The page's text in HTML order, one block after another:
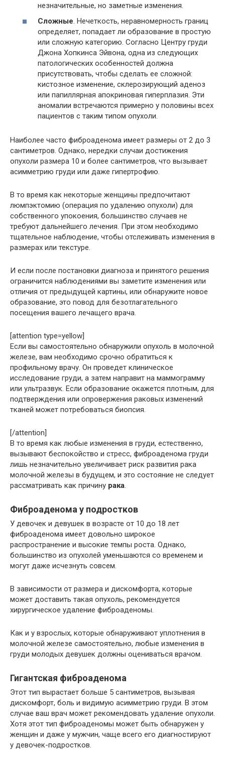
незначительные, но заметные изменения.
Сложные. Нечеткость, неравномерность границ
определяет, попадает ли образование в простую
или сложную категорию. Согласно Центру груди
Джона Хопкинса Эйвона, одна из следующих
патологических особенностей должна
присутствовать, чтобы сделать ее сложной:
кистозное изменение, склерозирующий аденоз
или папиллярная апокриновая гиперплазия. Эти
аномалии встречаются примерно у половины всех
пациентов с таким типом опухоли.
Наиболее часто фиброаденома имеет размеры от 2 до 3
сантиметров. Однако, нередки случаи достижения
опухоли размера 10 и более сантиметров, что вызывает
асимметрию груди или даже гипертрофию.
В то время как некоторые женщины предпочитают
люмпэктомию (операция по удалению опухоли) для
собственного упокоения, большинство случаев не
требуют дальнейшего лечения. При этом необходимо
тщательное наблюдение, чтобы отслеживать изменения в
размерах или текстуре.
И если после постановки диагноза и принятого решения
ограничится наблюдениями вы заметите изменения или
отличия от предыдущей картины, или обнаружите новое
образование, это повод для безотлагательного
посещения вашего лечащего врача.
[attention type=yellow]
Если вы самостоятельно обнаружили опухоль в молочной
железе, вам необходимо срочно обратиться к
профильному врачу. Он проведет клиническое
исследование груди, а затем направит на маммограмму
или ультразвук. Если образование окажется плотным, для
подтверждения или опровержения раковых изменений
тканей может потребоваться биопсия.
[/attention]
В то время как любые изменения в груди, естественно,
вызывают беспокойство и стресс, фиброаденома груди
лишь незначительно увеличивает риск развития рака
молочной железы в будущем, и это состояние не следует
рассматривать как причину рака.
Фиброаденома у подростков
У девочек и девушек в возрасте от 10 до 18 лет
фиброаденома имеет довольно широкое
распространение и высокие темпы роста. Однако,
большинство из опухолей уменьшаются со временем и
могут даже исчезнуть совсем.
В зависимости от размера и дискомфорта, которые
может доставить такая опухоль, рекомендуется
хирургическое удаление фиброаденомы.
Как и у взрослых, которые обнаруживают уплотнения в
молочной железе самостоятельно, любые изменения в
груди молодых девушек должны оцениваться врачом.
Гигантская фиброаденома
Этот тип вырастает больше 5 сантиметров, вызывая
дискомфорт, боль и видимую асимметрию груди. В этом
случае ваш врач может рекомендовать удаление опухоли.
Хотя этот тип фиброаденомы может быть обнаружен у
женщин и даже у мужчин, чаще всего его диагностируют
у девочек-подростков.